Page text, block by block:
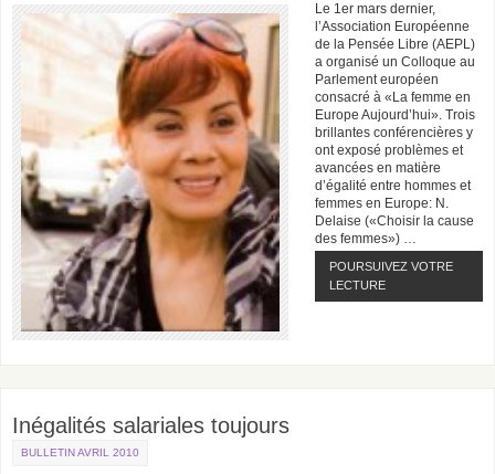
Le 1er mars dernier,
l’Association Européenne
de la Pensée Libre (AEPL)
a organisé un Colloque au
Parlement européen
consacré à «La femme en
Europe Aujourd’hui». Trois
brillantes conférencières y
ont exposé problèmes et
avancées en matière
d’égalité entre hommes et
femmes en Europe: N.
Delaise («Choisir la cause
des femmes») …
POURSUIVEZ VOTRE
LECTURE
Inégalités salariales toujours
BULLETIN AVRIL 2010